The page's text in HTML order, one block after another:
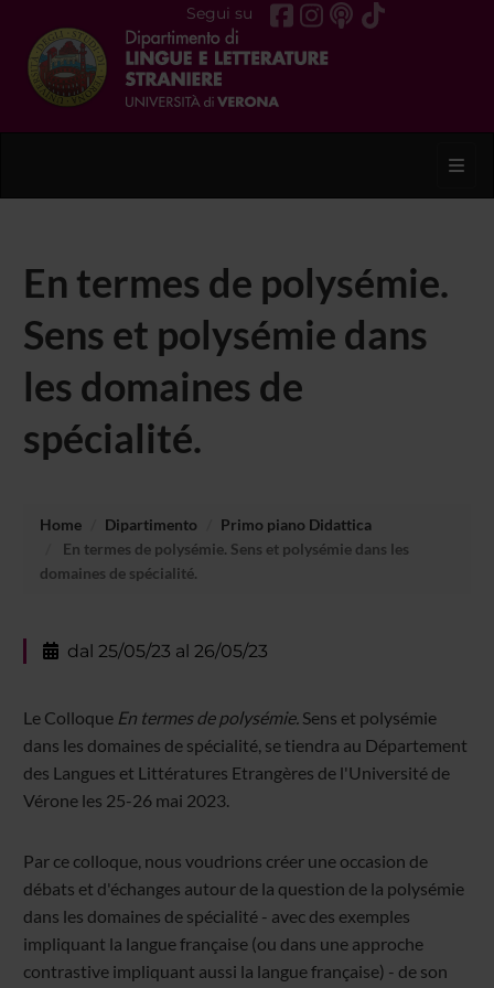
Segui su
En termes de polysémie.
Sens et polysémie dans
les domaines de
spécialité.
Home Dipartimento
Primo piano Didattica
En termes de polysémie. Sens et polysémie dans les
domaines de spécialité.
dal 25/05/23 al 26/05/23
Le Colloque En termes de polysémie. Sens et polysémie
dans les domaines de spécialité, se tiendra au Département
des Langues et Littératures Etrangères de l'Université de
Vérone les 25-26 mai 2023.
Par ce colloque, nous voudrions créer une occasion de
débats et d'échanges autour de la question de la polysémie
dans les domaines de spécialité - avec des exemples
impliquant la langue française (ou dans une approche
contrastive impliquant aussi la langue française) - de son